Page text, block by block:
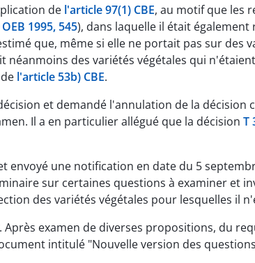
de l'article 97(1) CBE, au motif que les
OEB 1995, 545), dans laquelle il était
que, même si elle ne portait pas sur des
néanmoins des variétés végétales qui
l'article 53b) CBE.
et demandé l'annulation de la
Il a en particulier allégué que la décision T
envoyé une notification en date du 5
sur certaines questions à examiner et
des variétés végétales pour lesquelles il
Après examen de diverses propositions, du
intitulé "Nouvelle version des